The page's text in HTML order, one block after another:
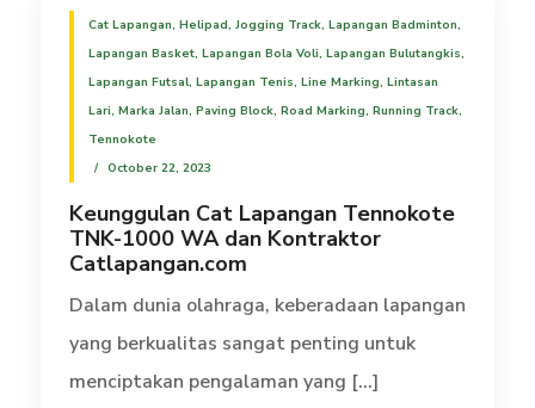
Cat Lapangan, Helipad, Jogging Track, Lapangan Badminton,
Lapangan Basket, Lapangan Bola Voli, Lapangan Bulutangkis,
Lapangan Futsal, Lapangan Tenis, Line Marking, Lintasan
Lari, Marka Jalan, Paving Block, Road Marking, Running Track,
Tennokote
October 22, 2023
Keunggulan Cat Lapangan Tennokote
TNK-1000 WA dan Kontraktor
Catlapangan.com
Dalam dunia olahraga, keberadaan lapangan
yang berkualitas sangat penting untuk
menciptakan pengalaman yang [...]